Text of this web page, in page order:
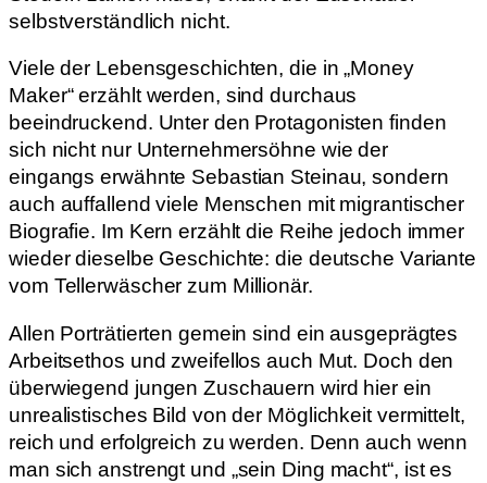
selbstverständlich nicht.
Viele der Lebensgeschichten, die in „Money
Maker“ erzählt werden, sind durchaus
beeindruckend. Unter den Protagonisten finden
sich nicht nur Unternehmersöhne wie der
eingangs erwähnte Sebastian Steinau, sondern
auch auffallend viele Menschen mit migrantischer
Biografie. Im Kern erzählt die Reihe jedoch immer
wieder dieselbe Geschichte: die deutsche Variante
vom Tellerwäscher zum Millionär.
Allen Porträtierten gemein sind ein ausgeprägtes
Arbeitsethos und zweifellos auch Mut. Doch den
überwiegend jungen Zuschauern wird hier ein
unrealistisches Bild von der Möglichkeit vermittelt,
reich und erfolgreich zu werden. Denn auch wenn
man sich anstrengt und „sein Ding macht“, ist es